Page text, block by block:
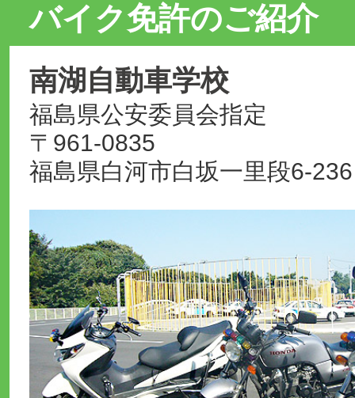
バイク免許のご紹介
南湖自動車学校
福島県公安委員会指定
〒961‐0835
福島県白河市白坂一里段6-236